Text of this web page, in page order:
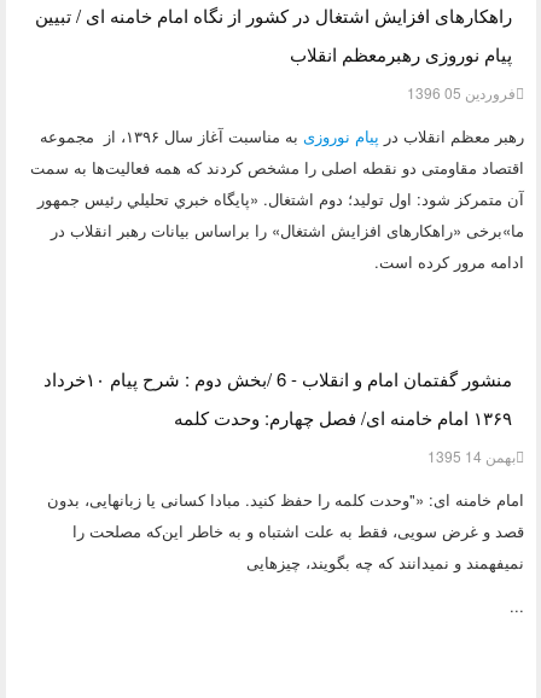
راهکارهای افزایش اشتغال در کشور از نگاه امام خامنه ای / تبیین
پیام نوروزی رهبرمعظم انقلاب
فروردين 05 1396
رهبر معظم انقلاب در پیام نوروزی
به مناسبت آغاز سال ۱۳۹۶، از مجموعه
اقتصاد مقاومتی دو نقطه اصلی را مشخص کردند که همه فعالیت‌ها به سمت
آن متمرکز شود: اول تولید؛ دوم اشتغال. «پايگاه خبري تحليلي رئيس جمهور
ما»برخی «راهکارهای افزایش اشتغال» را براساس بیانات رهبر انقلاب در
ادامه مرور کرده است.
منشور گفتمان امام و انقلاب - 6 /بخش دوم : شرح پیام ۱۰خرداد
۱۳۶۹ امام خامنه ای/ فصل چهارم: وحدت کلمه
بهمن 14 1395
امام خامنه ای: «"وحدت کلمه را حفظ کنید. مبادا کسانی یا زبانهایی، بدون
قصد و غرض سویی، فقط به علت اشتباه و به خاطر این‌که مصلحت را
نمیفهمند و نمیدانند که چه بگویند، چیزهایی
...